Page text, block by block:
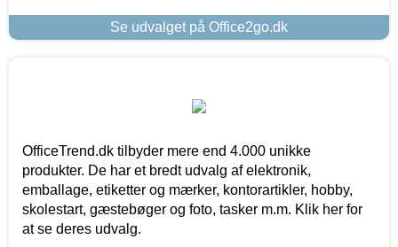
Se udvalget på Office2go.dk
OfficeTrend.dk tilbyder mere end 4.000 unikke
produkter. De har et bredt udvalg af elektronik,
emballage, etiketter og mærker, kontorartikler, hobby,
skolestart, gæstebøger og foto, tasker m.m. Klik her for
at se deres udvalg.